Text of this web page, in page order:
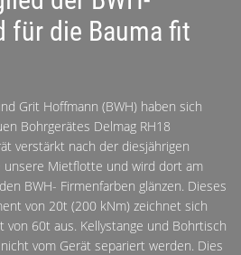
für die Bauma fit
Grit Hoffmann (BWH) haben sich
Bohrgerätes Delmag RH18
verstärkt nach der diesjährigen
unsere Mietflotte und wird dort am
BWH- Firmenfarben glänzen. Dieses
von 20t (200 kNm) zeichnet sich
von 60t aus. Kellystange und Bohrtisch
vom Gerät separiert werden. Dies